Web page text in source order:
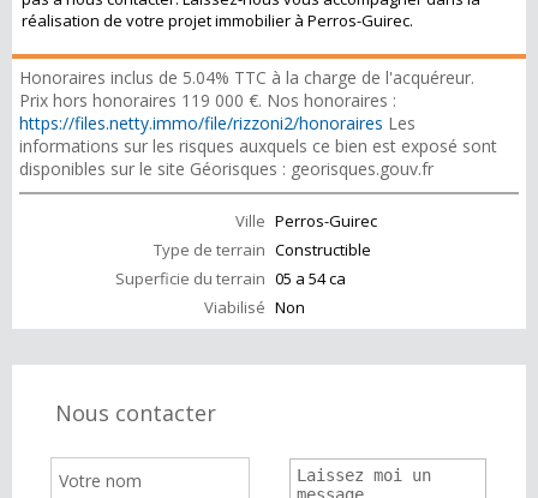
réalisation de votre projet immobilier à Perros-Guirec.
Honoraires inclus de 5.04% TTC à la charge de l'acquéreur.
Prix hors honoraires 119 000 €. Nos honoraires :
https://files.netty.immo/file/rizzoni2/honoraires Les
informations sur les risques auxquels ce bien est exposé sont
disponibles sur le site Géorisques : georisques.gouv.fr
Ville Perros-Guirec
Type de terrain Constructible
Superficie du terrain 05 a 54 ca
Viabilisé Non
Nous contacter